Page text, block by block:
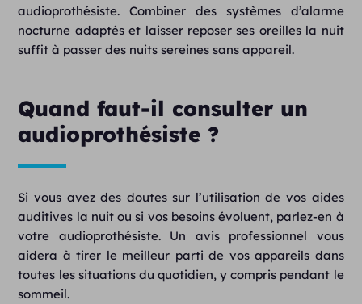
audioprothésiste. Combiner des systèmes d’alarme
nocturne adaptés et laisser reposer ses oreilles la nuit
suffit à passer des nuits sereines sans appareil.
Quand faut-il consulter un
audioprothésiste ?
Si vous avez des doutes sur l’utilisation de vos aides
auditives la nuit ou si vos besoins évoluent, parlez-en à
votre audioprothésiste. Un avis professionnel vous
aidera à tirer le meilleur parti de vos appareils dans
toutes les situations du quotidien, y compris pendant le
sommeil.